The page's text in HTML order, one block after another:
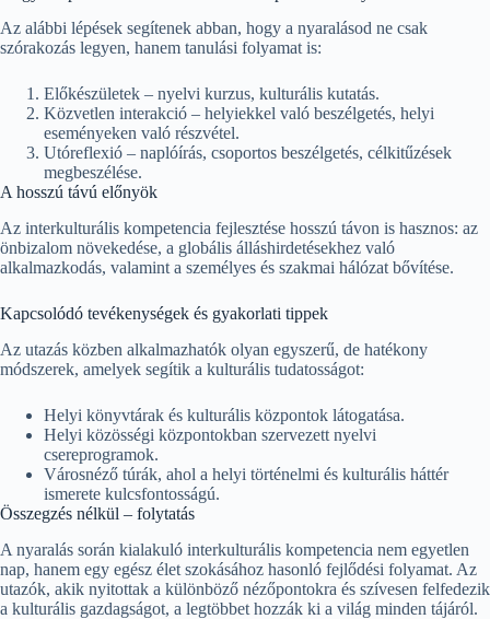
Az alábbi lépések segítenek abban, hogy a nyaralásod ne csak
szórakozás legyen, hanem tanulási folyamat is:
Előkészületek – nyelvi kurzus, kulturális kutatás.
Közvetlen interakció – helyiekkel való beszélgetés, helyi
eseményeken való részvétel.
Utóreflexió – naplóírás, csoportos beszélgetés, célkitűzések
megbeszélése.
A hosszú távú előnyök
Az interkulturális kompetencia fejlesztése hosszú távon is hasznos: az
önbizalom növekedése, a globális álláshirdetésekhez való
alkalmazkodás, valamint a személyes és szakmai hálózat bővítése.
Kapcsolódó tevékenységek és gyakorlati tippek
Az utazás közben alkalmazhatók olyan egyszerű, de hatékony
módszerek, amelyek segítik a kulturális tudatosságot:
Helyi könyvtárak és kulturális központok látogatása.
Helyi közösségi központokban szervezett nyelvi
csereprogramok.
Városnéző túrák, ahol a helyi történelmi és kulturális háttér
ismerete kulcsfontosságú.
Összegzés nélkül – folytatás
A nyaralás során kialakuló interkulturális kompetencia nem egyetlen
nap, hanem egy egész élet szokásához hasonló fejlődési folyamat. Az
utazók, akik nyitottak a különböző nézőpontokra és szívesen felfedezik
a kulturális gazdagságot, a legtöbbet hozzák ki a világ minden tájáról.